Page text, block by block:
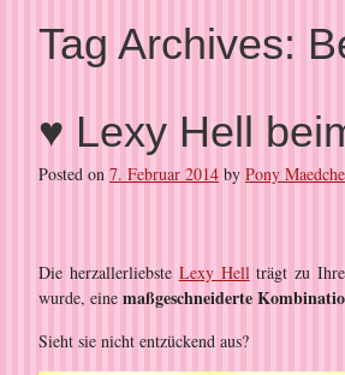
Tag Archives:
♥ Lexy Hell
Posted on 7. Februar 2014 by Pony
Die herzallerliebste Lexy Hellträgt zu
wurde, eine maßgeschneiderte
Sieht sie nicht entzückend aus?